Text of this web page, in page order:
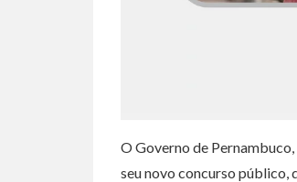
O Governo de
seu novo concurso público,